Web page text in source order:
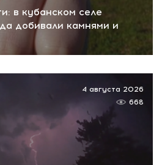
в кубанском селе
добивали камнями и
4 августа 2026
668